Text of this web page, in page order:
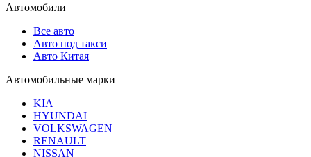
Автомобили
Все авто
Авто под такси
Авто Китая
Автомобильные марки
KIA
HYUNDAI
VOLKSWAGEN
RENAULT
NISSAN